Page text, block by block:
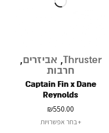
Thruster
, אביזרים,
חרבות
Captain Fin x Dane
Reynolds
₪550.00
בחר אפשרויות